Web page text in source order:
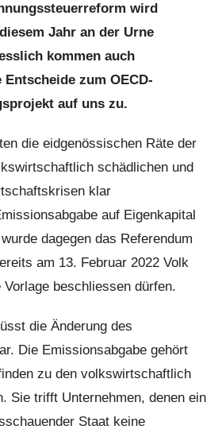
wird
Jahr an der Urne
kommen auch
zum OECD-
auf uns zu.
die eidgenössischen Räte der
schädlichen und
klar
auf Eigenkapital
dagegen das Referendum
am 13. Februar 2022 Volk
Vorlage beschliessen dürfen.
die Änderung des
Die Emissionsabgabe gehört
zu den volkswirtschaftlich
Sie trifft Unternehmen, denen ein
Staat keine